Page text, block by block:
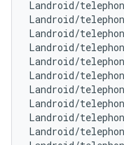
Landroid/
Landroid/
Landroid/
Landroid/
Landroid/
Landroid/
Landroid/
Landroid/
Landroid/
Landroid/